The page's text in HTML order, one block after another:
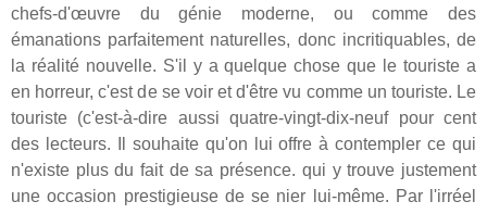
chefs-d'œuvre du génie moderne, ou comme des
émanations parfaitement naturelles, donc incritiquables, de
la réalité nouvelle. S'il y a quelque chose que le touriste a
en horreur, c'est de se voir et d'être vu comme un touriste. Le
touriste (c'est-à-dire aussi quatre-vingt-dix-neuf pour cent
des lecteurs. Il souhaite qu'on lui offre à contempler ce qui
n'existe plus du fait de sa présence. qui y trouve justement
une occasion prestigieuse de se nier lui-même. Par l'irréel